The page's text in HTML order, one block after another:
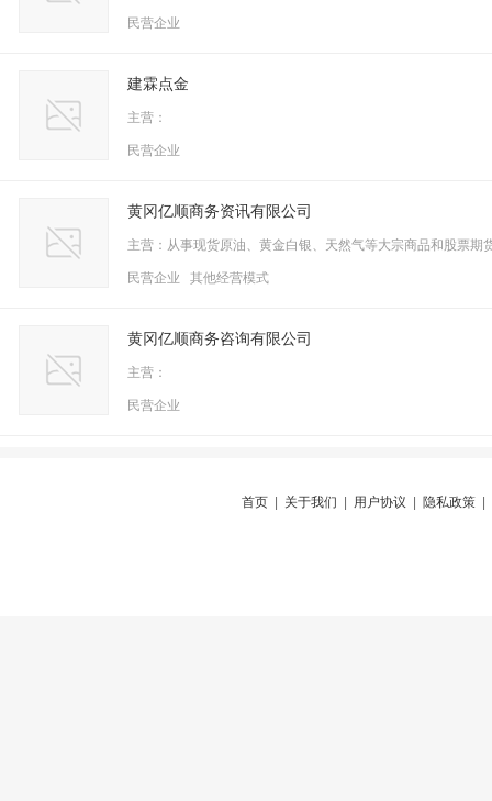
民营企业
建霖点金
主营：
民营企业
黄冈亿顺商务资讯有限公司
主营：从事现货原油、黄金白银、天然气等大宗商品和股票期
民营企业 其他经营模式
黄冈亿顺商务咨询有限公司
主营：
民营企业
首页 关于我们 用户协议 隐私政策